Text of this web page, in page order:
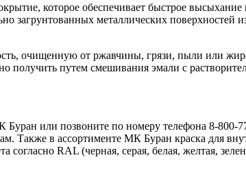
которое обеспечивает быстрое
загрунтованных металлических
очищенную от ржавчины, грязи, пыли или
получить путем смешивания эмали с
или позвоните по номеру телефона 8-
Также в ассортименте МК Буран краска для
RAL (черная, серая, белая, желтая,